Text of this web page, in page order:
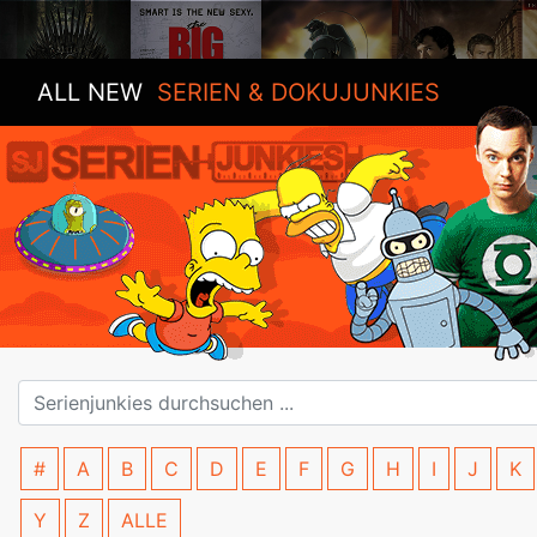
ALL NEW SERIEN & DOKUJUNKIES
# A B C D E F G H I J K
Y Z ALLE